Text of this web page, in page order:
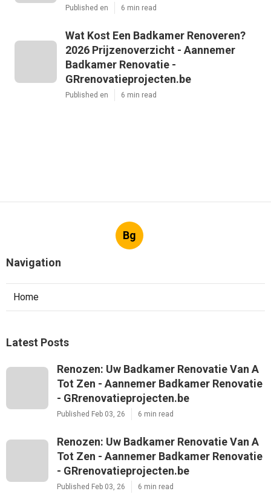
Published en 6 min read
Wat Kost Een Badkamer Renoveren?
2026 Prijzenoverzicht - Aannemer
Badkamer Renovatie -
GRrenovatieprojecten.be
Published en 6 min read
Bg
Navigation
Home
Latest Posts
Renozen: Uw Badkamer Renovatie Van A
Tot Zen - Aannemer Badkamer Renovatie
- GRrenovatieprojecten.be
Published Feb 03, 26 6 min read
Renozen: Uw Badkamer Renovatie Van A
Tot Zen - Aannemer Badkamer Renovatie
- GRrenovatieprojecten.be
Published Feb 03, 26 6 min read